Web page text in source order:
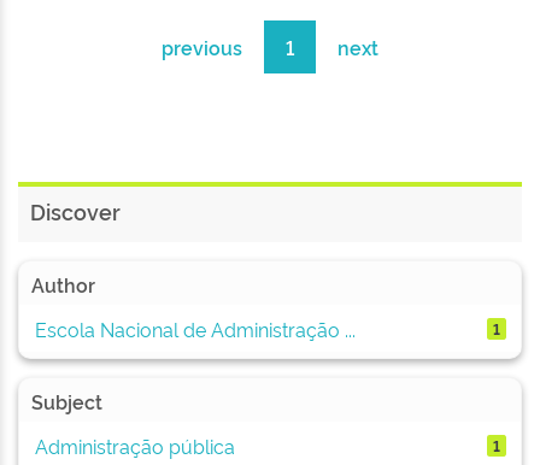
previous 1 next
Discover
Author
Escola Nacional de Administração ...
1
Subject
Administração pública
1